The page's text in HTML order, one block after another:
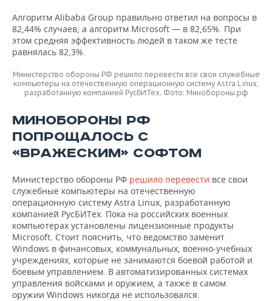
Алгоритм Alibaba Group правильно ответил на вопросы в
82,44% случаев, а алгоритм Microsoft — в 82,65%. При
этом средняя эффективность людей в таком же тесте
равнялась 82,3%.
Министерство обороны РФ решило перевести все свои служебные
компьютеры на отечественную операционную систему Astra Linux,
разработанную компанией РусБИТех. Фото: Минобороны.рф
МИНОБОРОНЫ РФ
ПОПРОЩАЛОСЬ С
«ВРАЖЕСКИМ» СОФТОМ
Министерство обороны РФ решило перевести все свои
служебные компьютеры на отечественную
операционную систему Astra Linux, разработанную
компанией РусБИТех. Пока на российских военных
компьютерах установлены лицензионные продукты
Microsoft. Стоит пояснить, что ведомство заменит
Windows в финансовых, коммунальных, военно-учебных
учреждениях, которые не занимаются боевой работой и
боевым управлением. В автоматизированных системах
управления войсками и оружием, а также в самом
оружии Windows никогда не использовался.